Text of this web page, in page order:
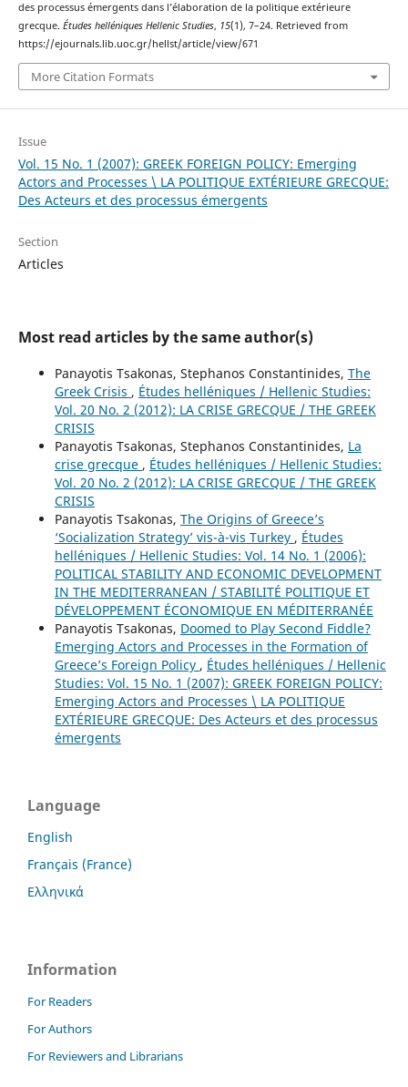
des processus émergents dans l’élaboration de la politique extérieure
grecque. Études helléniques Hellenic Studies, 15(1), 7–24. Retrieved from
https://ejournals.lib.uoc.gr/hellst/article/view/671
More Citation Formats
Issue
Vol. 15 No. 1 (2007): GREEK FOREIGN POLICY: Emerging
Actors and Processes \ LA POLITIQUE EXTÉRIEURE GRECQUE:
Des Acteurs et des processus émergents
Section
Articles
Most read articles by the same author(s)
Panayotis Tsakonas, Stephanos Constantinides, The
Greek Crisis , Études helléniques / Hellenic Studies:
Vol. 20 No. 2 (2012): LA CRISE GRECQUE / THE GREEK
CRISIS
Panayotis Tsakonas, Stephanos Constantinides, La
crise grecque , Études helléniques / Hellenic Studies:
Vol. 20 No. 2 (2012): LA CRISE GRECQUE / THE GREEK
CRISIS
Panayotis Tsakonas, The Origins of Greece’s
‘Socialization Strategy’ vis-à-vis Turkey , Études
helléniques / Hellenic Studies: Vol. 14 No. 1 (2006):
POLITICAL STABILITY AND ECONOMIC DEVELOPMENT
IN THE MEDITERRANEAN / STABILITÉ POLITIQUE ET
DÉVELOPPEMENT ÉCONOMIQUE EN MÉDITERRANÉE
Panayotis Tsakonas, Doomed to Play Second Fiddle?
Emerging Actors and Processes in the Formation of
Greece’s Foreign Policy , Études helléniques / Hellenic
Studies: Vol. 15 No. 1 (2007): GREEK FOREIGN POLICY:
Emerging Actors and Processes \ LA POLITIQUE
EXTÉRIEURE GRECQUE: Des Acteurs et des processus
émergents
Language
English
Français (France)
Ελληνικά
Information
For Readers
For Authors
For Reviewers and Librarians